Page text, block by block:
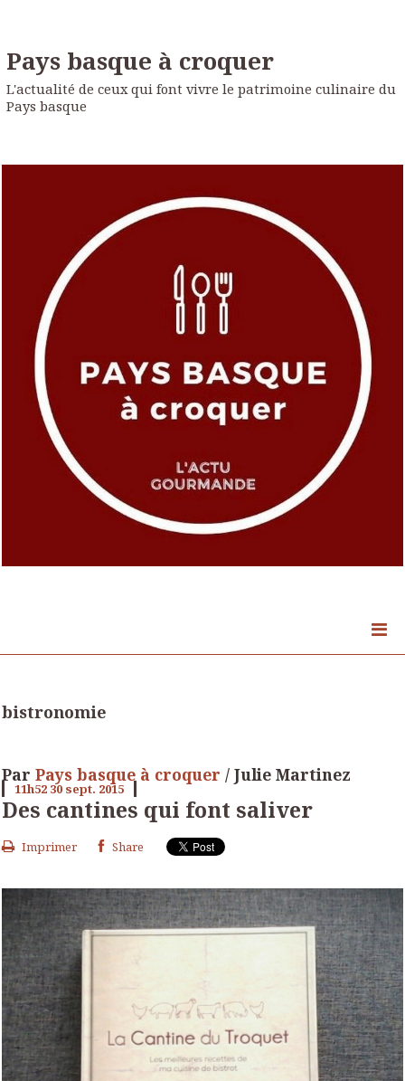
Pays basque à croquer
L'actualité de ceux qui font vivre le patrimoine culinaire du
Pays basque
bistronomie
Par Pays basque à croquer / Julie Martinez
11h52 30 sept. 2015
Des cantines qui font saliver
Imprimer Share